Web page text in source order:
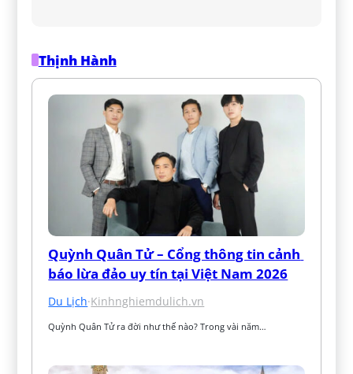
Thịnh Hành
Quỳnh Quân Tử – Cổng thông tin cảnh
báo lừa đảo uy tín tại Việt Nam 2026
Du Lịch·Kinhnghiemdulich.vn
Quỳnh Quân Tử ra đời như thế nào? Trong vài năm…